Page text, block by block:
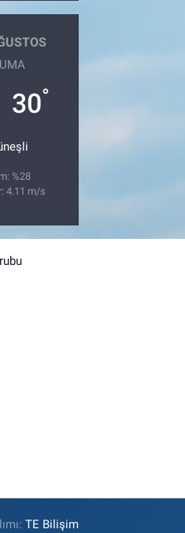
30°
%28
4.11 m/s
TE Bilişim